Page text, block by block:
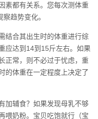
素都有关系。您每次测体重
趋势变化。
结合其出生时的体重进行综
应达到14到15斤左右。如果
正常，则不必过于忧虑，重
的体重在一定程度上决定了
加辅食？如果发现母乳不够
喂奶粉。宝贝吃饱就行（宝